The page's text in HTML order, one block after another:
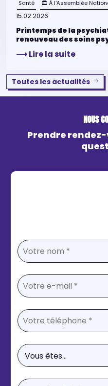
Santé 🏛 À l'Assemblée
15.02.2026
Printemps de la
renouveau des soins
⟶ Lire la suite
Toutes les actualités
NOUS
Prendre rendez-